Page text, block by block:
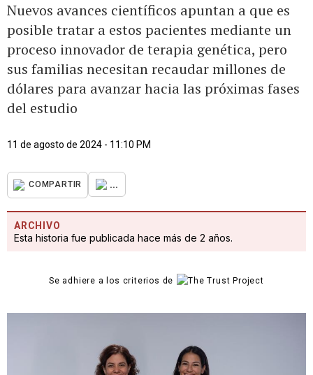
Nuevos avances científicos apuntan a que es
posible tratar a estos pacientes mediante un
proceso innovador de terapia genética, pero
sus familias necesitan recaudar millones de
dólares para avanzar hacia las próximas fases
del estudio
11 de agosto de 2024 - 11:10 PM
COMPARTIR ...
ARCHIVO
Esta historia fue publicada hace más de 2 años.
Se adhiere a los criterios de